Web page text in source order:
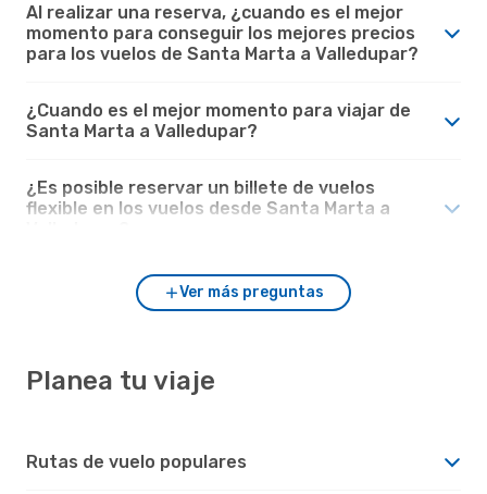
Al realizar una reserva, ¿cuando es el mejor
momento para conseguir los mejores precios
para los vuelos de Santa Marta a Valledupar?
¿Cuando es el mejor momento para viajar de
Santa Marta a Valledupar?
¿Es posible reservar un billete de vuelos
flexible en los vuelos desde Santa Marta a
Ver más preguntas
Planea tu viaje
Rutas de vuelo populares